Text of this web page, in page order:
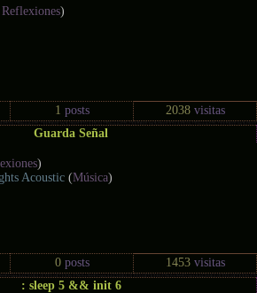
,Reflexiones)
1 posts 2038visitas
Guarda Señal
)
Acoustic (Música)
0posts 1453visitas
: sleep 5 && init 6